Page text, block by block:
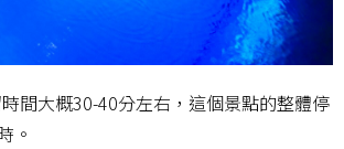
間大概30-40分左右，這個景點的整體停
。